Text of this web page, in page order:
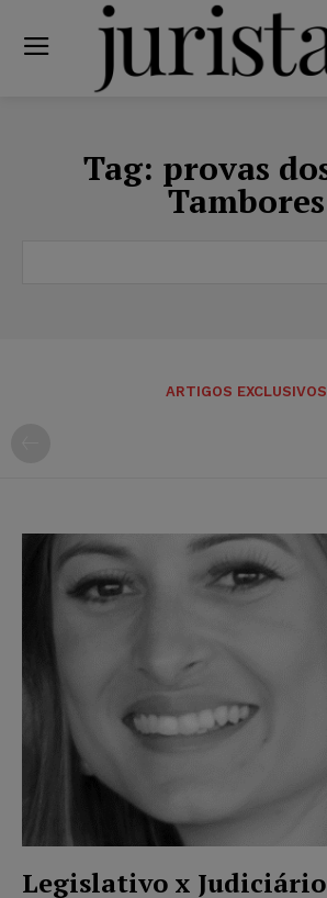
Tag: provas
Tambores
ARTIGOS EXCLUSIVOS
Legislativo x